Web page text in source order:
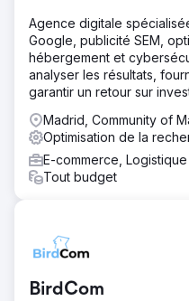
Agence digitale
Google, publicité SEM,
hébergement et
analyser les résultats,
garantir un retour sur
Madrid, Community of
Optimisation de la
E-commerce, Logistique
Tout budget
BirdCom